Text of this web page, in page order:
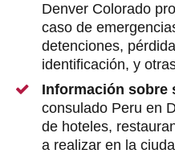
Denver Colorado
caso de
detenciones,
identificación, y
Información sobre
consulado Peru en
de hoteles,
a realizar en la